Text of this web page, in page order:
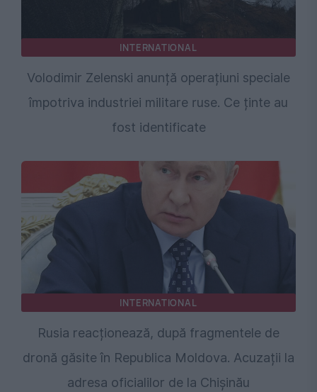
INTERNATIONAL
Volodimir Zelenski anunță operațiuni speciale
împotriva industriei militare ruse. Ce ținte au
fost identificate
INTERNATIONAL
Rusia reacționează, după fragmentele de
dronă găsite în Republica Moldova. Acuzații la
adresa oficialilor de la Chișinău